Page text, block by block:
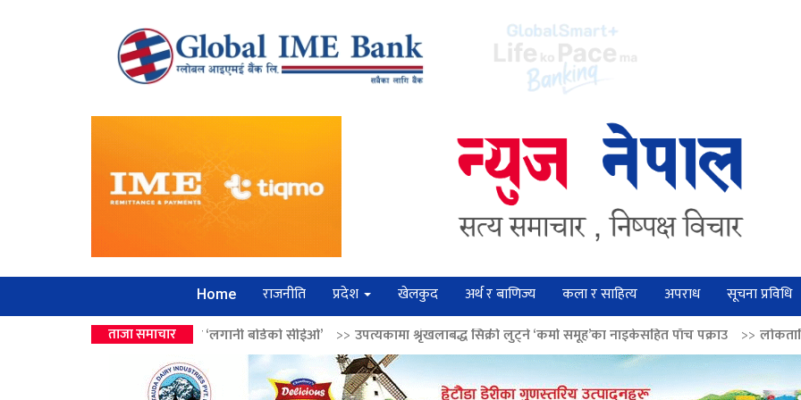
Home राजनीति प्रदेश खेलकुद अर्थ र बाणिज्य कला र साहित्य अपराध सूचना प्रविधि
ताजा समाचार
उपहार ‘लगानी बोर्डको सीईओ’ >>उपत्यकामा श्रृंखलाबद्ध सिक्री लुट्ने ‘कर्मा समूह’का नाइकेसहित पाँच पक्राउ >>लोकतान्त्रिक मूल्य सुदृढ